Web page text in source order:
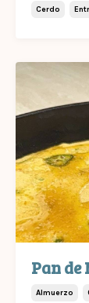
Cerdo
Pan de
Almuerzo